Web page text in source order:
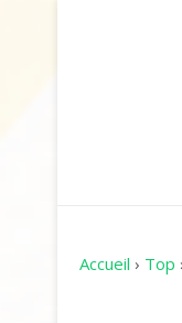
Accueil › Top